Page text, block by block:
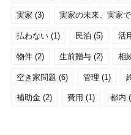
実家 (3) 実家の未来、実家
払わない(1) 民泊 (5) 活
物件(2) 生前贈与(2) 相
空き家問題 (6) 管理 (1)
補助金(2) 費用 (1) 都内